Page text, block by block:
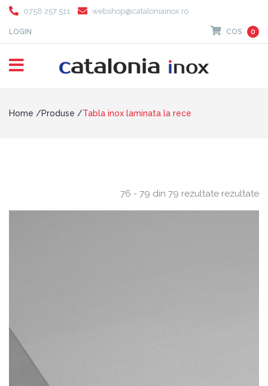
0758 257 511 webshop@cataloniainox.ro
LOGIN COS 0
Home Produse Tabla inox laminata la rece
76 - 79 din 79 rezultate rezultate